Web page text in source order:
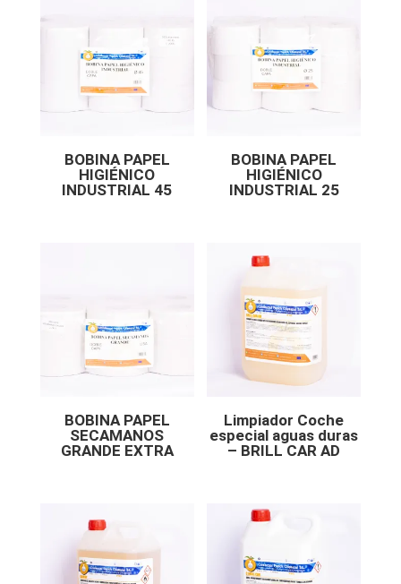
BOBINA PAPEL
HIGIÉNICO
INDUSTRIAL 45
BOBINA PAPEL
HIGIÉNICO
INDUSTRIAL 25
BOBINA PAPEL
SECAMANOS
GRANDE EXTRA
Limpiador Coche
especial aguas duras
– BRILL CAR AD